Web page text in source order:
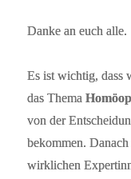
Danke an euch alle.
Es ist wichtig, dass
das Thema
von der
bekommen.
wirklichen